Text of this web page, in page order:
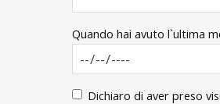
Quando hai avuto l`ultima
Dichiaro di aver preso